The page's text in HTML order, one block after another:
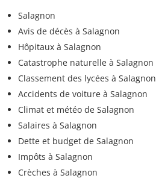
Salagnon
Avis de décès à Salagnon
Hôpitaux à Salagnon
Catastrophe naturelle à Salagnon
Classement des lycées à Salagnon
Accidents de voiture à Salagnon
Climat et météo de Salagnon
Salaires à Salagnon
Dette et budget de Salagnon
Impôts à Salagnon
Crèches à Salagnon